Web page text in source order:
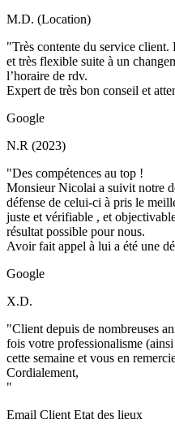
M.D. (Location)
"Très contente du service client.
et très flexible suite à un
l’horaire de rdv.
Expert de très bon conseil et
Google
N.R (2023)
"Des compétences au top !
Monsieur Nicolai a suivit notre
défense de celui-ci à pris le
juste et vérifiable , et
résultat possible pour nous.
Avoir fait appel à lui a été une
Google
X.D.
"Client depuis de nombreuses
fois votre professionalisme
cette semaine et vous en
Cordialement,
"
Email Client Etat des lieux